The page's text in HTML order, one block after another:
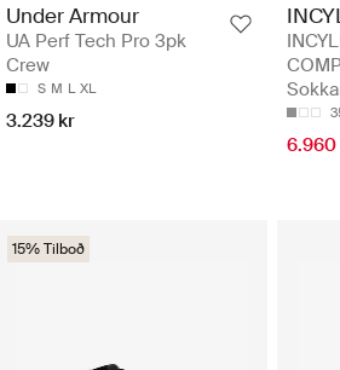
Under Armour
UA Perf Tech Pro 3pk
Crew
S M L XL
3.239 kr
6.960
15% Tilboð